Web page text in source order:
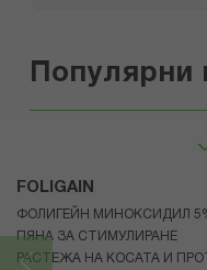
Популярни
FOLIGAIN
ФОЛИГЕЙН МИНОКСИДИЛ
ПЯНА ЗА СТИМУЛИРАНЕ
РАСТЕЖА НА КОСАТА И